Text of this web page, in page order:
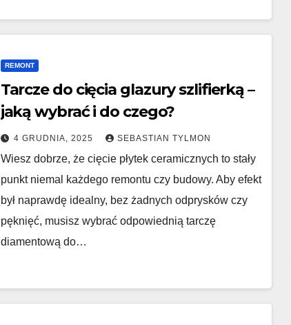
REMONT
Tarcze do cięcia glazury szlifierką –
jaką wybrać i do czego?
4 GRUDNIA, 2025 SEBASTIAN TYLMON
Wiesz dobrze, że cięcie płytek ceramicznych to stały
punkt niemal każdego remontu czy budowy. Aby efekt
był naprawdę idealny, bez żadnych odprysków czy
pęknięć, musisz wybrać odpowiednią tarczę
diamentową do…